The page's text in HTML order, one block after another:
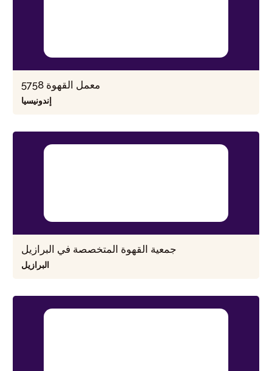
5758 معمل القهوة
إندونيسيا
جمعية القهوة المتخصصة في البرازيل
البرازيل